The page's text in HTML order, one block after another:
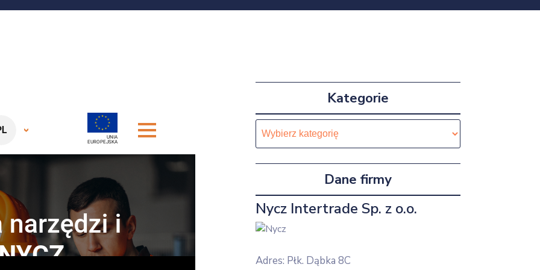
Kategorie
Dane firmy
Nycz Intertrade Sp. z o.o.
Adres: Płk. Dąbka 8C